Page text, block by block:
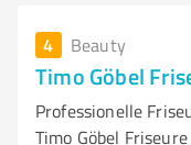
4 Beauty
Timo Göbel
Professionelle
Timo Göbel Friseure